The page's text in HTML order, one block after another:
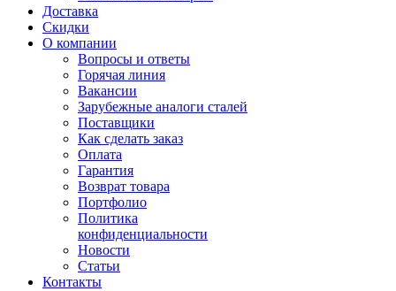
Доставка
Скидки
О компании
Вопросы и ответы
Горячая линия
Вакансии
Зарубежные аналоги сталей
Поставщики
Как сделать заказ
Оплата
Гарантия
Возврат товара
Портфолио
Политика
конфиденциальности
Новости
Статьи
Контакты